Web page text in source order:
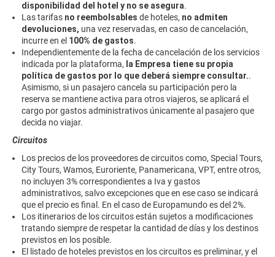
disponibilidad del hotel y no se asegura.
Las tarifas no reembolsables de hoteles, no admiten
devoluciones, una vez reservadas, en caso de cancelación,
incurre en el 100% de gastos.
Independientemente de la fecha de cancelación de los servicios
indicada por la plataforma, la Empresa tiene su propia
política de gastos por lo que deberá siempre consultar..
Asimismo, si un pasajero cancela su participación pero la
reserva se mantiene activa para otros viajeros, se aplicará el
cargo por gastos administrativos únicamente al pasajero que
decida no viajar.
Circuitos
Los precios de los proveedores de circuitos como, Special Tours,
City Tours, Wamos, Euroriente, Panamericana, VPT, entre otros,
no incluyen 3% correspondientes a Iva y gastos
administrativos, salvo excepciones que en ese caso se indicará
que el precio es final. En el caso de Europamundo es del 2%.
Los itinerarios de los circuitos están sujetos a modificaciones
tratando siempre de respetar la cantidad de días y los destinos
previstos en los posible.
El listado de hoteles previstos en los circuitos es preliminar, y el